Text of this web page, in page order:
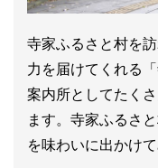
寺家ふるさと村を
力を届けてくれる
案内所としてたく
ます。寺家ふるさ
を味わいに出かけ